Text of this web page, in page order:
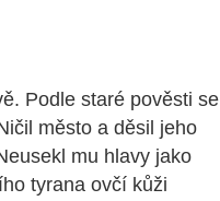
Podle staré pověsti se
město a děsil jeho
mu hlavy jako
tyrana ovčí kůži